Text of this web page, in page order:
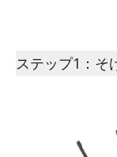
ステップ1：そ